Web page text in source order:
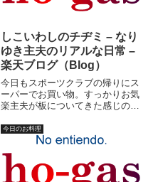
しこいわしのチヂミ – なり
ゆき主夫のリアルな日常 –
楽天ブログ（Blog）
今日もスポーツクラブの帰りにス
ーパーでお買い物。すっかりお気
楽主夫が板についてきた感じの今
のレパートリーは少ない。魚は苦
手だ。高いし。魚コーナーで買え
るものはサンマ、サバ、いわしな
ど。ようするに、焼魚しか出来
な...
今日のお料理